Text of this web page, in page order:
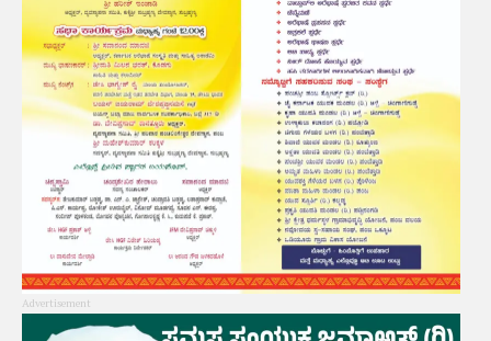
Advertisement